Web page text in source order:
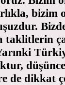
bizim
taklitlerin
de dikkat